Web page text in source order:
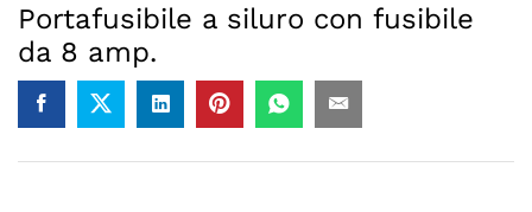
Portafusibile a siluro con fusibile
da 8 amp.